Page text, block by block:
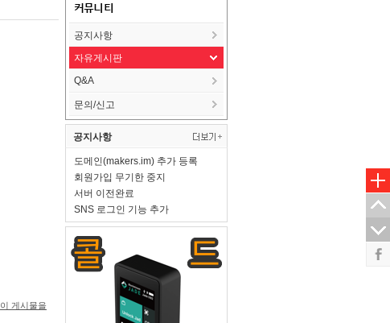
이 게시물을
커뮤니티
공지사항
자유게시판
Q&A
문의/신고
공지사항
도메인(makers.im) 추가 등록
회원가입 무기한 중지
서버 이전완료
SNS 로그인 기능 추가